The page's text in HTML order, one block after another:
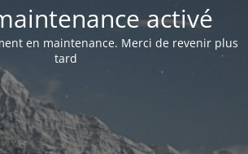
activé
en maintenance. Merci de revenir plus
tard